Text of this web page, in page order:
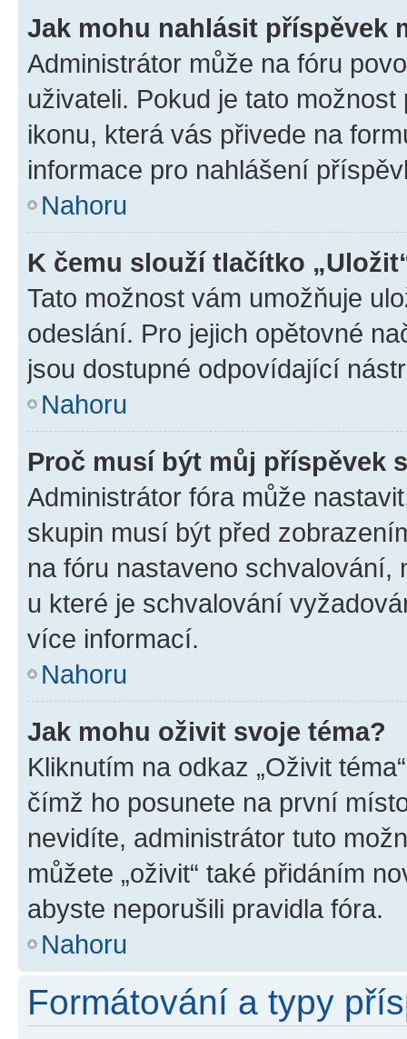
Jak mohu nahlásit příspěvek
Administrátor může na fóru
uživateli. Pokud je tato
ikonu, která vás přivede na
informace pro nahlášení
Nahoru
K čemu slouží tlačítko
Tato možnost vám umožňuje
odeslání. Pro jejich opětovné
jsou dostupné odpovídající
Nahoru
Proč musí být můj příspěvek
Administrátor fóra může
skupin musí být před
na fóru nastaveno schvalování,
u které je schvalování
více informací.
Nahoru
Jak mohu oživit svoje téma?
Kliknutím na odkaz „Oživit
čímž ho posunete na první
nevidíte, administrátor tuto
můžete „oživit“ také přidáním
abyste neporušili pravidla fóra.
Nahoru
Formátování a typy